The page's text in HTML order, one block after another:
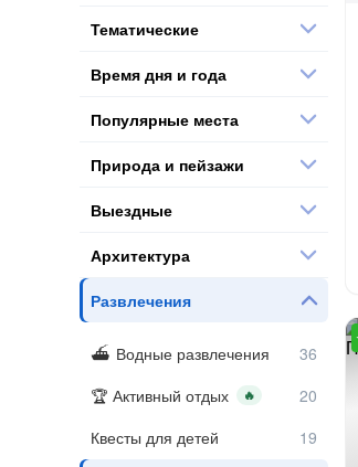
Тематические
Время дня и года
Популярные места
Природа и пейзажи
Выездные
Архитектура
Развлечения
Водные развлечения
Активный отдых
🔥
Квесты для детей